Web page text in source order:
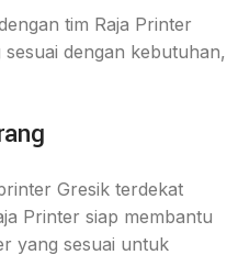
tim Raja Printer
dengan kebutuhan,
Gresik terdekat
Printer siap membantu
yang sesuai untuk